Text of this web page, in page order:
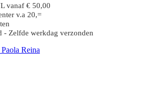
vanaf € 50,00
v.a 20,=
- Zelfde werkdag verzonden
Reina